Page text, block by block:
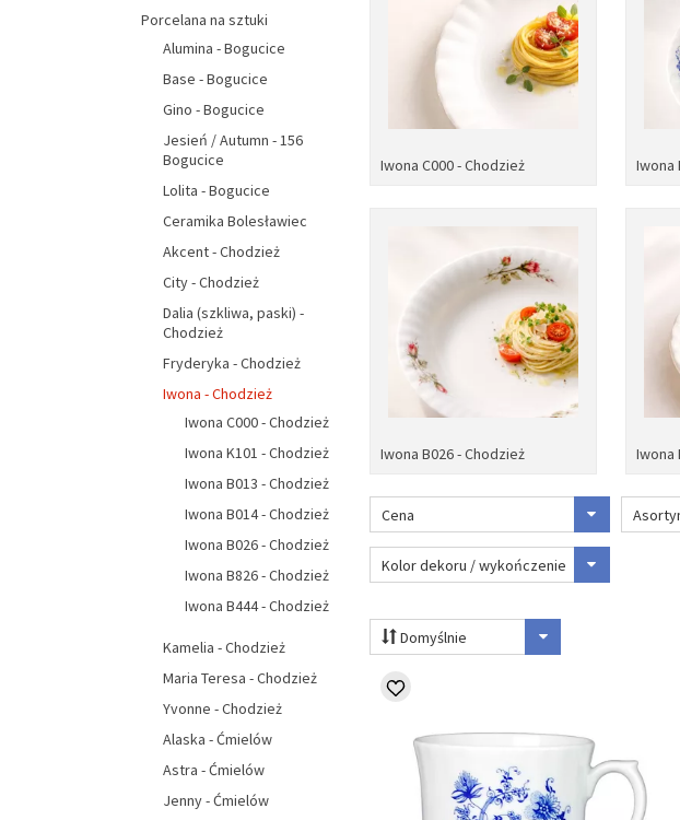
Iwona C000 - Chodzież Iwona
Iwona B026 - Chodzież Iwona
Cena
Kolor dekoru / wykończenie
Domyślnie
Porcelana na sztuki
Alumina - Bogucice
Base - Bogucice
Gino - Bogucice
Jesień / Autumn - 156
Bogucice
Lolita - Bogucice
Ceramika Bolesławiec
Akcent - Chodzież
City - Chodzież
Dalia (szkliwa, paski) -
Chodzież
Fryderyka - Chodzież
Iwona - Chodzież
Iwona C000 - Chodzież
Iwona K101 - Chodzież
Iwona B013 - Chodzież
Iwona B014 - Chodzież
Iwona B026 - Chodzież
Iwona B826 - Chodzież
Iwona B444 - Chodzież
Kamelia - Chodzież
Maria Teresa - Chodzież
Yvonne - Chodzież
Alaska - Ćmielów
Astra - Ćmielów
Jenny - Ćmielów